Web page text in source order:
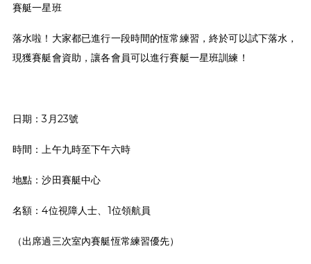
賽艇一星班
落水啦！大家都已進行一段時間的恆常練習，終於可以試下落水，
現獲賽艇會資助，讓各會員可以進行賽艇一星班訓練！
日期：3月23號
時間：上午九時至下午六時
地點：沙田賽艇中心
名額：4位視障人士、1位領航員
（出席過三次室內賽艇恆常練習優先）